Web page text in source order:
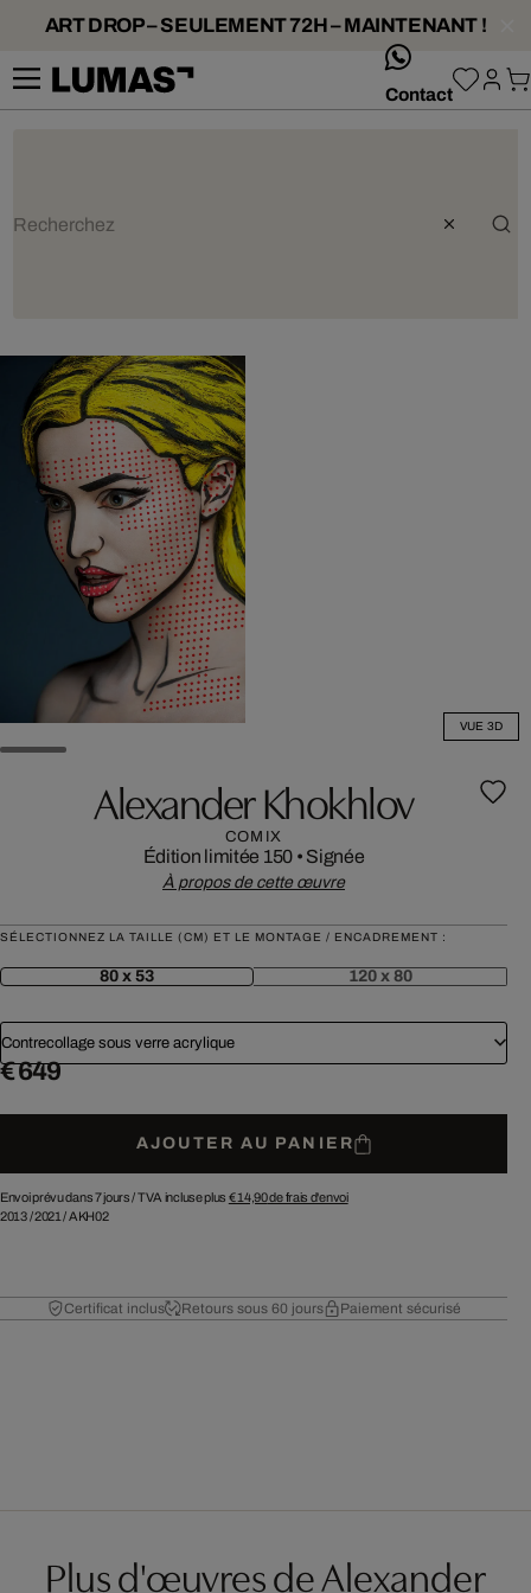
ART DROP – SEULEMENT 72H – MAINTENANT !
Contact
VUE 3D
Alexander Khokhlov
COMIX
Édition limitée 150 • Signée
À propos de cette œuvre
SÉLECTIONNEZ LA TAILLE (CM) ET LE MONTAGE / ENCADREMENT :
80 x 53 120 x 80
Contrecollage sous verre acrylique
€ 649
AJOUTER AU PANIER
Envoi prévu dans 7 jours /TVA incluse plus € 14,90de frais d'envoi
2013/2021 /AKH02
Certificat inclus Retours sous 60 jours Paiement sécurisé
Plus d'œuvres de Alexander